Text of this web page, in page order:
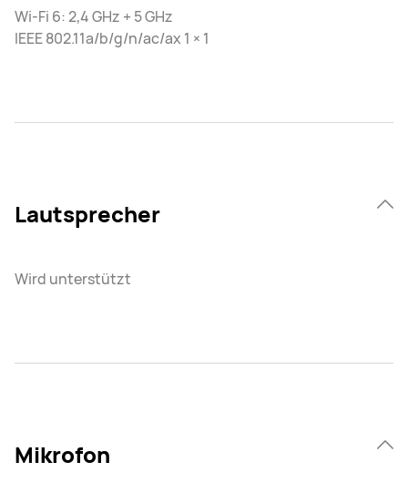
Wi-Fi 6: 2,4 GHz + 5 GHz
IEEE 802.11a/b/g/n/ac/ax 1 × 1
Lautsprecher
Wird unterstützt
Mikrofon